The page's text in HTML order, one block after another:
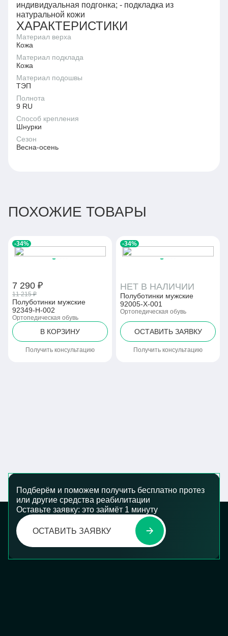
индивидуальная подгонка; - подкладка из
натуральной кожи
ХАРАКТЕРИСТИКИ
Материал верха
Кожа
Материал подклада
Кожа
Материал подошвы
ТЭП
Полнота
9 RU
Способ крепления
Шнурки
Сезон
Весна-осень
ПОХОЖИЕ ТОВАРЫ
-34%
7 290 ₽
11 215 ₽
Полуботинки мужские
92349-Н-002
Ортопедическая обувь
В КОРЗИНУ
Получить консультацию
-34%
НЕТ В НАЛИЧИИ
Полуботинки мужские
92005-Х-001
Ортопедическая обувь
ОСТАВИТЬ ЗАЯВКУ
Получить консультацию
Подберём и поможем получить бесплатно протез
или другие средства реабилитации
Оставьте заявку: это займёт 1 минуту
ОСТАВИТЬ ЗАЯВКУ